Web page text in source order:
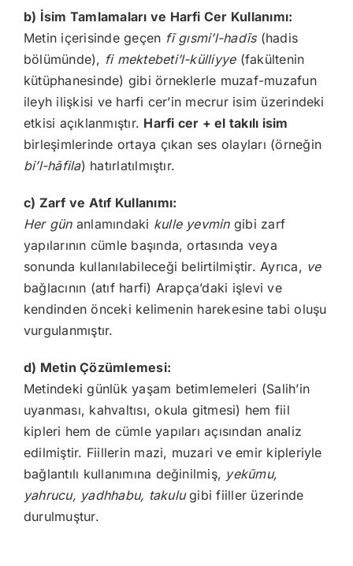
b) İsim Tamlamaları ve Harfi Cer Kullanımı:
Metin içerisinde geçen fī gısmi’l-hadīs(hadis
bölümünde), fi mektebeti’l-külliyye(fakültenin
kütüphanesinde) gibi örneklerle muzaf-muzafun
ileyh ilişkisi ve harfi cer’in mecrur isim üzerindeki
etkisi açıklanmıştır. Harfi cer + el takılı isim
birleşimlerinde ortaya çıkan ses olayları (örneğin
bi’l-hāfila) hatırlatılmıştır.
c) Zarf ve Atıf Kullanımı:
Her günanlamındaki kulle yevmingibi zarf
yapılarının cümle başında, ortasında veya
sonunda kullanılabileceği belirtilmiştir. Ayrıca, ve
bağlacının (atıf harfi) Arapça’daki işlevi ve
kendinden önceki kelimenin harekesine tabi oluşu
vurgulanmıştır.
d) Metin Çözümlemesi:
Metindeki günlük yaşam betimlemeleri (Salih’in
uyanması, kahvaltısı, okula gitmesi) hem fiil
kipleri hem de cümle yapıları açısından analiz
edilmiştir. Fiillerin mazi, muzari ve emir kipleriyle
bağlantılı kullanımına değinilmiş, yekūmu,
yahrucu, yadhhabu, takulugibi fiiller üzerinde
durulmuştur.